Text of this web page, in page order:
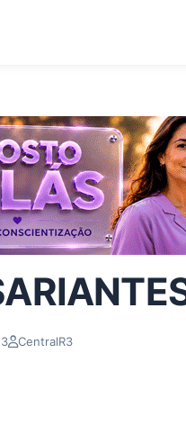
CentralR3